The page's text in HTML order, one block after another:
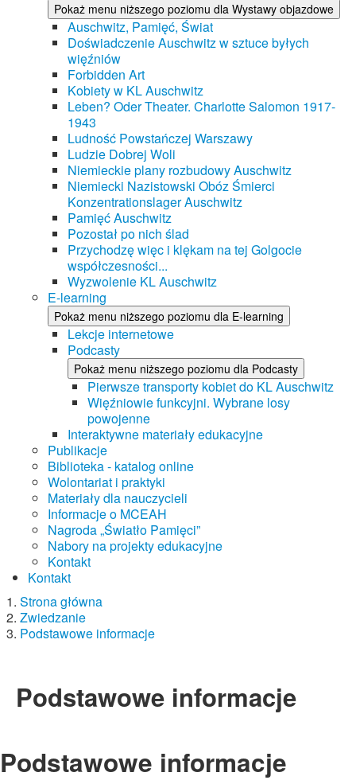
Pokaż menu niższego poziomu dla Wystawy objazdowe
Auschwitz, Pamięć, Świat
Doświadczenie Auschwitz w sztuce byłych
więźniów
Forbidden Art
Kobiety w KL Auschwitz
Leben? Oder Theater. Charlotte Salomon 1917-
1943
Ludność Powstańczej Warszawy
Ludzie Dobrej Woli
Niemieckie plany rozbudowy Auschwitz
Niemiecki Nazistowski Obóz Śmierci
Konzentrationslager Auschwitz
Pamięć Auschwitz
Pozostał po nich ślad
Przychodzę więc i klękam na tej Golgocie
współczesności...
Wyzwolenie KL Auschwitz
E-learning
Pokaż menu niższego poziomu dla E-learning
Lekcje internetowe
Podcasty
Pokaż menu niższego poziomu dla Podcasty
Pierwsze transporty kobiet do KL Auschwitz
Więźniowie funkcyjni. Wybrane losy
powojenne
Interaktywne materiały edukacyjne
Publikacje
Biblioteka - katalog online
Wolontariat i praktyki
Materiały dla nauczycieli
Informacje o MCEAH
Nagroda „Światło Pamięci”
Nabory na projekty edukacyjne
Kontakt
Kontakt
Strona główna
Zwiedzanie
Podstawowe informacje
Podstawowe informacje
Podstawowe informacje